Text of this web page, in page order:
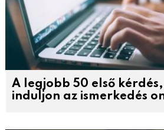
A legjobb 50 első kérdés,
induljon az ismerkedés